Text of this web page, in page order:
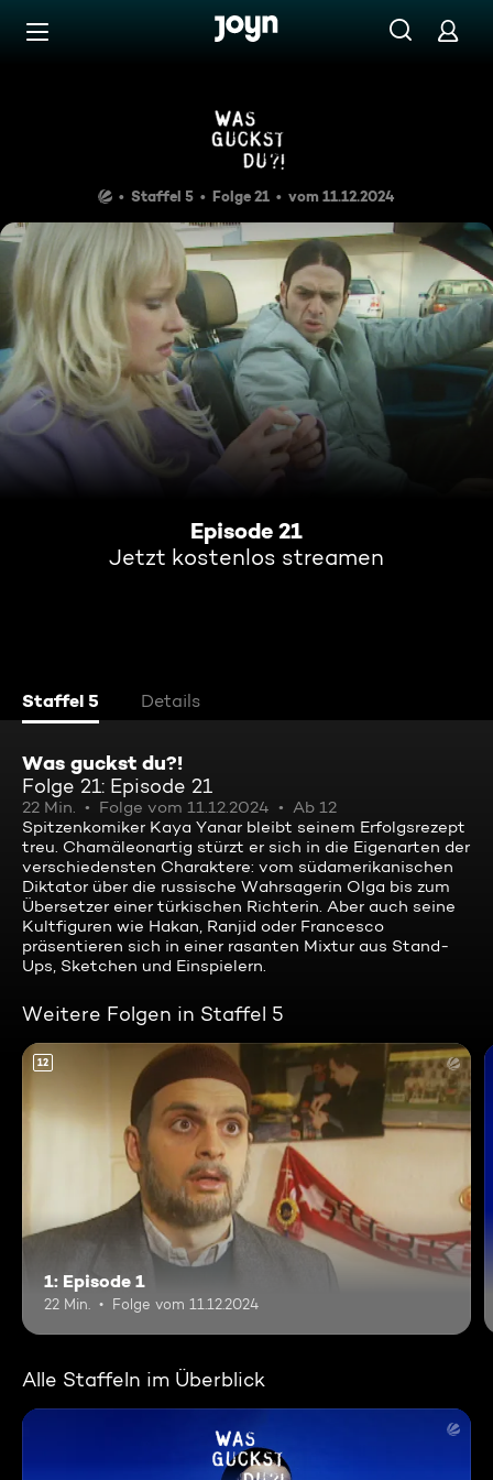
Zum Inhalt springen
Episode 21
Staffel 5 Folge 21 vom 11.12.2024
Episode 21
Jetzt kostenlos streamen
Staffel 5 Details
Was guckst du?!
Folge 21: Episode 21
22 Min. Folge vom 11.12.2024
Ab 12
Spitzenkomiker Kaya Yanar bleibt seinem Erfolgsrezept
treu. Chamäleonartig stürzt er sich in die Eigenarten der
verschiedensten Charaktere: vom südamerikanischen
Diktator über die russische Wahrsagerin Olga bis zum
Übersetzer einer türkischen Richterin. Aber auch seine
Kultfiguren wie Hakan, Ranjid oder Francesco
präsentieren sich in einer rasanten Mixtur aus Stand-
Ups, Sketchen und Einspielern.
Weitere Folgen in Staffel 5
12
1: Episode 1
22 Min. Folge vom 11.12.2024
Alle Staffeln im Überblick